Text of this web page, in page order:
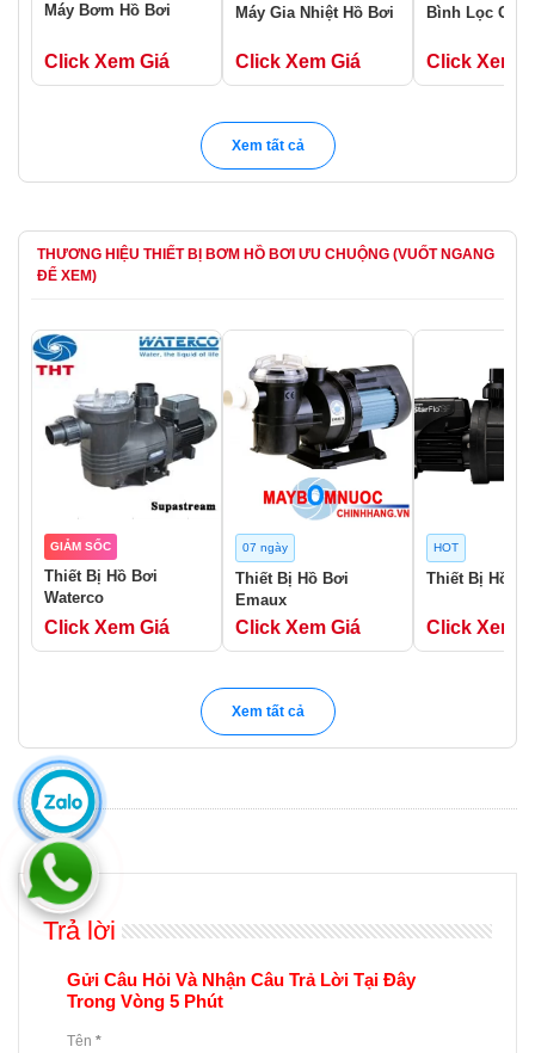
Máy Bơm Hồ Bơi
Click Xem Giá
Máy Gia Nhiệt Hồ Bơi
Click Xem Giá
Bình Lọc Cát
Click Xem
Xem tất cả
THƯƠNG HIỆU THIẾT BỊ BƠM HỒ BƠI ƯU CHUỘNG (VUỐT NGANG
ĐỂ XEM)
GIẢM SỐC
Thiết Bị Hồ Bơi
Waterco
Click Xem Giá
07 ngày
Thiết Bị Hồ Bơi
Emaux
Click Xem Giá
HOT
Thiết Bị Hồ
Click Xem
Xem tất cả
Trả lời
Gửi Câu Hỏi Và Nhận Câu Trả Lời Tại Đây
Trong Vòng 5 Phút
Tên *